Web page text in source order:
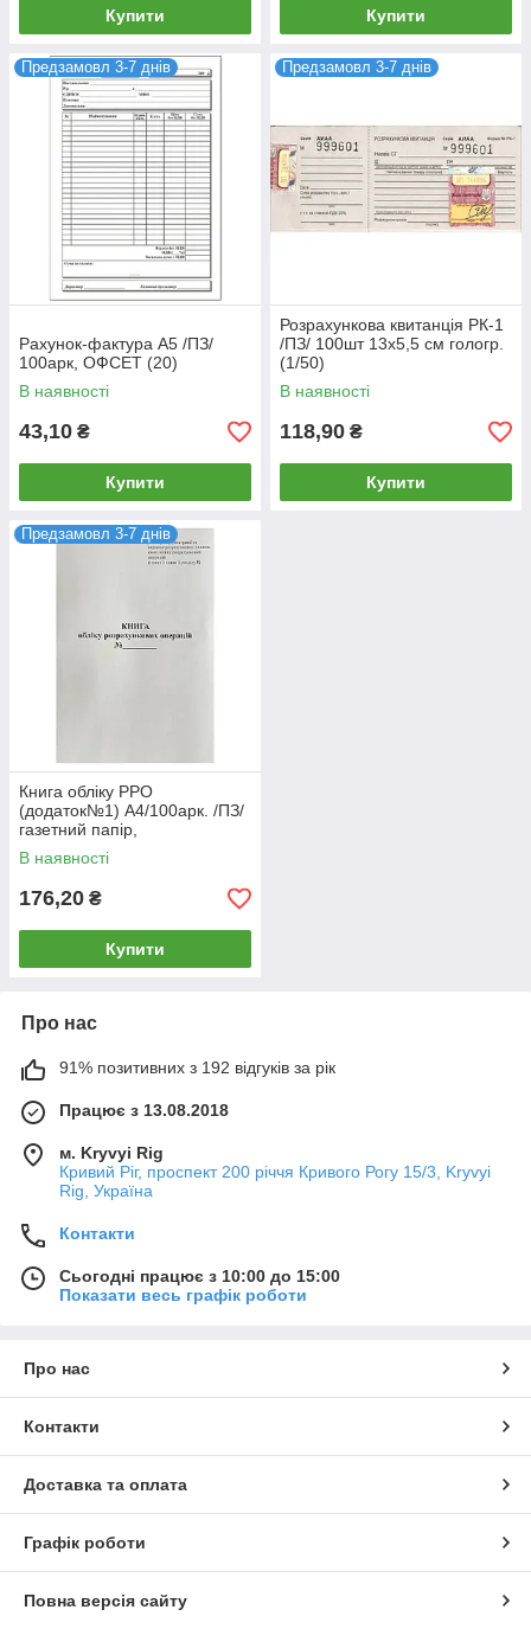
Купити Купити
Предзамовл 3-7 днів
Рахунок-фактура А5 /ПЗ/
100арк, ОФСЕТ (20)
В наявності
43,10 ₴
Купити
Предзамовл 3-7 днів
Розрахункова квитанція РК-1
/ПЗ/ 100шт 13х5,5 см гологр.
(1/50)
В наявності
118,90 ₴
Купити
Предзамовл 3-7 днів
Книга обліку РРО
(додаток№1) А4/100арк. /ПЗ/
газетний папір,
ВЕРТИКАЛЬНА (1/25)
В наявності
176,20 ₴
Купити
Про нас
91% позитивних з 192 відгуків за рік
Працює з 13.08.2018
м. Kryvyi Rig
Кривий Ріг, проспект 200 річчя Кривого Рогу 15/3, Kryvyi
Rig, Україна
Контакти
Сьогодні працює з 10:00 до 15:00
Показати весь графік роботи
Про нас
Контакти
Доставка та оплата
Графік роботи
Повна версія сайту